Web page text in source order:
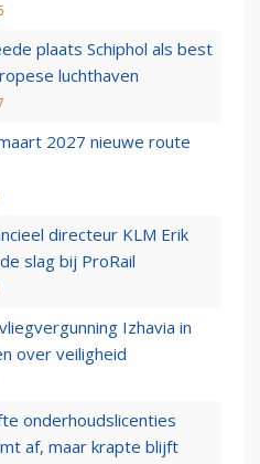
plaats Schiphol als best
luchthaven
2027 nieuwe route
directeur KLM Erik
slag bij ProRail
Izhavia in
over veiligheid
onderhoudslicenties
af, maar krapte blijft